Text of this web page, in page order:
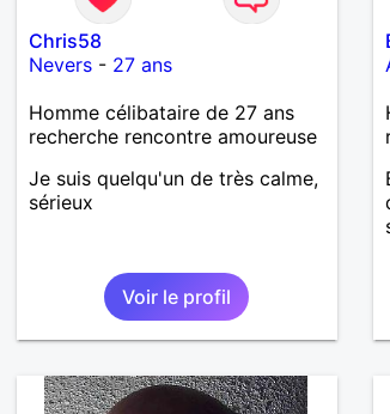
Chris58
Nevers- 27 ans
Homme célibataire de 27 ans
recherche rencontre amoureuse
Je suis quelqu'un de très calme,
sérieux
Voir le profil